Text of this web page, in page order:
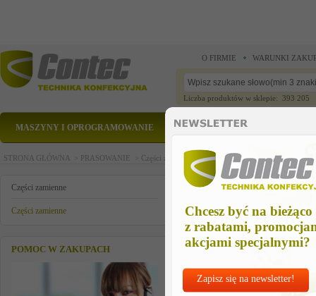
Chcesz być na bieżąco
z rabatami,
akcjami specjalnymi?
Zapisz się na newsletter!
O FIRMIE WARUNKI
Liczba produktów w sklepie: 393 205
MASZYNY I OPROGRAMOWANIE CZĘŚCI ZAMIENNE
STRONA GŁÓWNA > PRASOWANIE > Części zamienne >Części zamienne > plytka
Części zamienne
Części zamienne
POMOC W ZAKUPACH
plytka przewodzaca